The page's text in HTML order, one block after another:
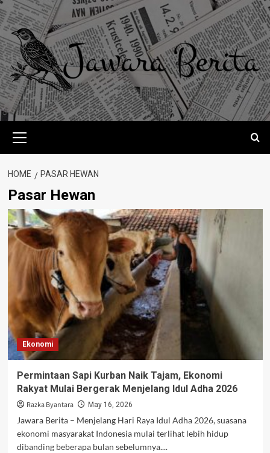
Skip
to
content
Menu
HOME PASAR HEWAN
Pasar Hewan
Ekonomi
Permintaan Sapi Kurban Naik Tajam, Ekonomi
Rakyat Mulai Bergerak Menjelang Idul Adha 2026
Razka Byantara May 16, 2026
Jawara Berita – Menjelang Hari Raya Idul Adha 2026, suasana
ekonomi masyarakat Indonesia mulai terlihat lebih hidup
dibanding beberapa bulan sebelumnya....